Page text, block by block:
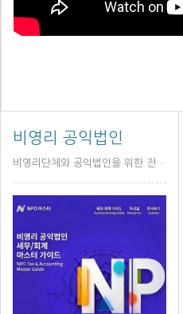
비영리 공익법인
비영리단체와 공익법인을 위한 전문적이고 포괄적인 세무/회계 마스터 가이드